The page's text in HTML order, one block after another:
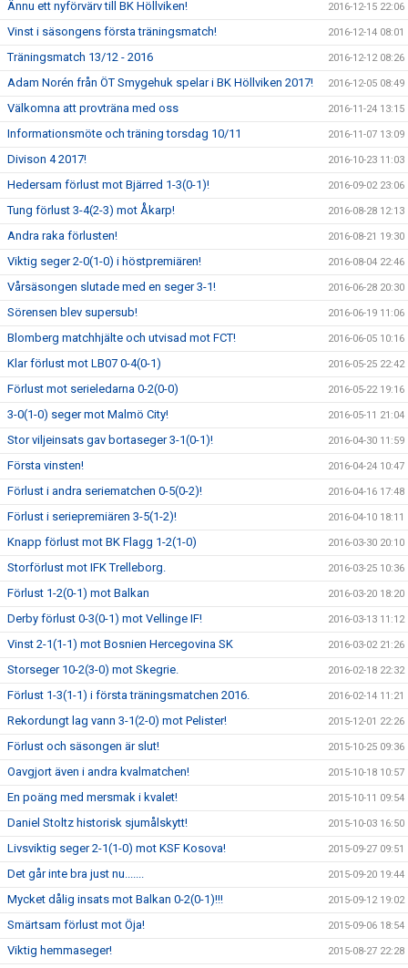
Ännu ett nyförvärv till BK Höllviken! 2016-12-15 22:06
Vinst i säsongens första träningsmatch! 2016-12-14 08:01
Träningsmatch 13/12 - 2016 2016-12-12 08:26
Adam Norén från ÖT Smygehuk spelar i BK Höllviken 2017! 2016-12-05 08:49
Välkomna att provträna med oss 2016-11-24 13:15
Informationsmöte och träning torsdag 10/11 2016-11-07 13:09
Divison 4 2017! 2016-10-23 11:03
Hedersam förlust mot Bjärred 1-3(0-1)! 2016-09-02 23:06
Tung förlust 3-4(2-3) mot Åkarp! 2016-08-28 12:13
Andra raka förlusten! 2016-08-21 19:30
Viktig seger 2-0(1-0) i höstpremiären! 2016-08-04 22:46
Vårsäsongen slutade med en seger 3-1! 2016-06-28 20:30
Sörensen blev supersub! 2016-06-19 11:06
Blomberg matchhjälte och utvisad mot FCT! 2016-06-05 10:16
Klar förlust mot LB07 0-4(0-1) 2016-05-25 22:42
Förlust mot serieledarna 0-2(0-0) 2016-05-22 19:16
3-0(1-0) seger mot Malmö City! 2016-05-11 21:04
Stor viljeinsats gav bortaseger 3-1(0-1)! 2016-04-30 11:59
Första vinsten! 2016-04-24 10:47
Förlust i andra seriematchen 0-5(0-2)! 2016-04-16 17:48
Förlust i seriepremiären 3-5(1-2)! 2016-04-10 18:11
Knapp förlust mot BK Flagg 1-2(1-0) 2016-03-30 20:10
Storförlust mot IFK Trelleborg. 2016-03-25 10:36
Förlust 1-2(0-1) mot Balkan 2016-03-20 18:20
Derby förlust 0-3(0-1) mot Vellinge IF! 2016-03-13 11:12
Vinst 2-1(1-1) mot Bosnien Hercegovina SK 2016-03-02 21:26
Storseger 10-2(3-0) mot Skegrie. 2016-02-18 22:32
Förlust 1-3(1-1) i första träningsmatchen 2016. 2016-02-14 11:21
Rekordungt lag vann 3-1(2-0) mot Pelister! 2015-12-01 22:26
Förlust och säsongen är slut! 2015-10-25 09:36
Oavgjort även i andra kvalmatchen! 2015-10-18 10:57
En poäng med mersmak i kvalet! 2015-10-11 09:54
Daniel Stoltz historisk sjumålskytt! 2015-10-03 16:50
Livsviktig seger 2-1(1-0) mot KSF Kosova! 2015-09-27 09:51
Det går inte bra just nu....... 2015-09-20 19:44
Mycket dålig insats mot Balkan 0-2(0-1)!!! 2015-09-12 19:02
Smärtsam förlust mot Öja! 2015-09-06 18:54
Viktig hemmaseger! 2015-08-27 22:28